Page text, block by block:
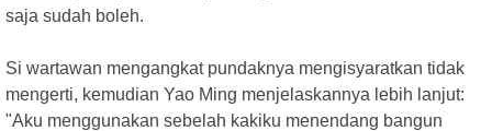
saja sudah boleh.
Si wartawan mengangkat pundaknya mengisyaratkan tidak
mengerti, kemudian Yao Ming menjelaskannya lebih lanjut:
"Aku menggunakan sebelah kakiku menendang bangun